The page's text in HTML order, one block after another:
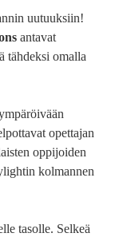
uutuuksiin!
antavat
tähdeksi omalla
opettajan
oppijoiden
kolmannen
tasolle. Selkeä